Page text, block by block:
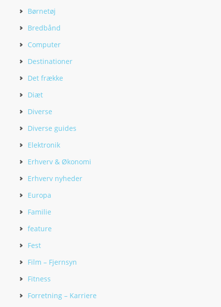
Børnetøj
Bredbånd
Computer
Destinationer
Det frække
Diæt
Diverse
Diverse guides
Elektronik
Erhverv & Økonomi
Erhverv nyheder
Europa
Familie
feature
Fest
Film – Fjernsyn
Fitness
Forretning – Karriere